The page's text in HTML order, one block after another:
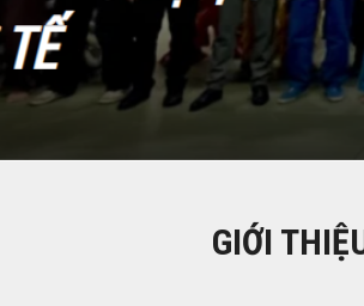
GIỚI